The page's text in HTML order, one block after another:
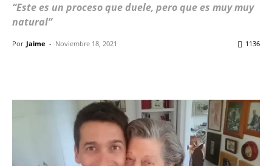
“Este es un proceso que duele, pero que es muy muy
natural”
Por Jaime - Noviembre 18, 2021 1136